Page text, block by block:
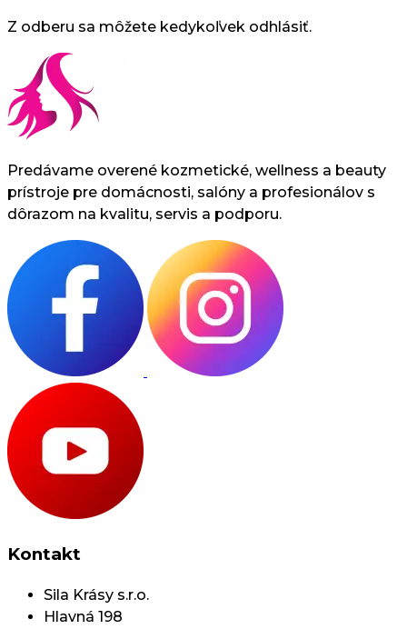
Z odberu sa môžete kedykoľvek odhlásiť.
Predávame overené kozmetické, wellness a beauty
prístroje pre domácnosti, salóny a profesionálov s
dôrazom na kvalitu, servis a podporu.
Kontakt
Sila Krásy s.r.o.
Hlavná 198